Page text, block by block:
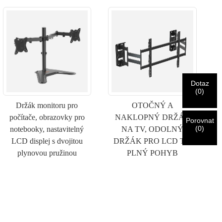
Držák monitoru pro
počítače, obrazovky pro
notebooky, nastavitelný
LCD displej s dvojitou
plynovou pružinou
OTOČNÝ A
NAKLOPNÝ DRŽÁK
NA TV, ODOLNÝ
DRŽÁK PRO LCD TV,
PLNÝ POHYB
Dotaz
(0)
Porovnat
(0)